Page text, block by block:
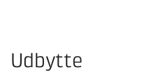
Udbytte